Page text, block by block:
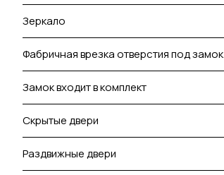
Зеркало
Фабричная врезка отверстия под замок
Замок входит в комплект
Скрытые двери
Раздвижные двери